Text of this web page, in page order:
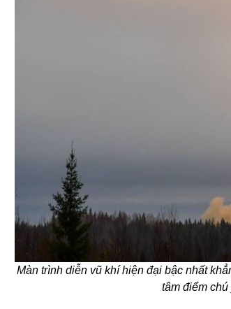
Màn trình diễn vũ khí hiện đại bậc nhất
tâm điểm